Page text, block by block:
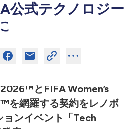
公式テクノロジー
とFIFA Women’s
を網羅する契約をレノボ
ョンイベント「Tech